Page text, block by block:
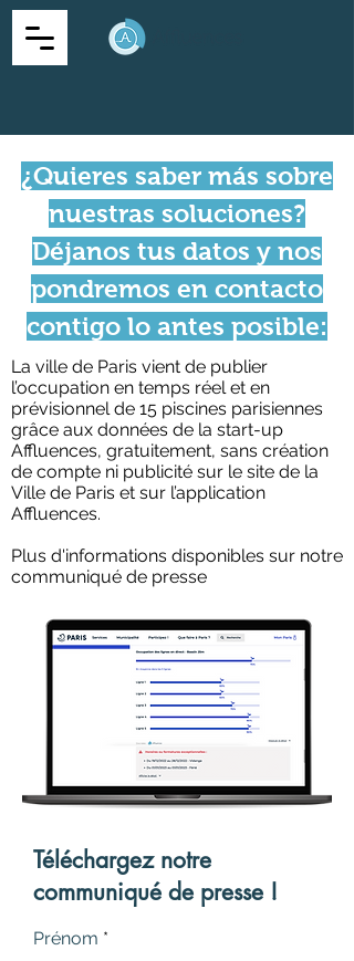
¿Quieres saber más sobre
nuestras soluciones?
Déjanos tus datos y nos
pondremos en contacto
contigo lo antes posible:
La ville de Paris vient de publier
l’occupation en temps réel et en
prévisionnel de 15 piscines parisiennes
grâce aux données de la start-up
Affluences, gratuitement, sans création
de compte ni publicité sur le site de la
Ville de Paris et sur l’application
Affluences.
Plus d'informations disponibles sur notre
communiqué de presse
Téléchargez notre
communiqué de presse !
Prénom